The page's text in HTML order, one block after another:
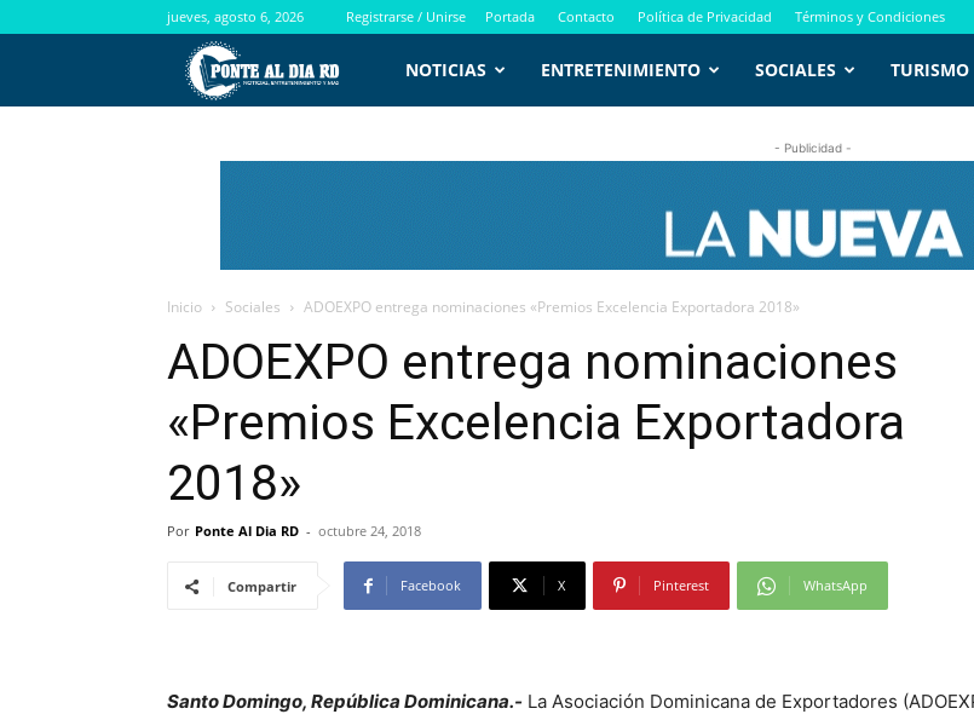
jueves, agosto 6, 2026 Registrarse / Unirse Portada Contacto Política de Privacidad Términos y Condiciones
PontealdiaRD.com
NOTICIAS ENTRETENIMIENTO SOCIALES TURISMO
- Publicidad -
Inicio Sociales ADOEXPO entrega nominaciones «Premios Excelencia Exportadora 2018»
ADOEXPO entrega nominaciones
«Premios Excelencia Exportadora
2018»
Por Ponte Al Dia RD - octubre 24, 2018
Compartir Facebook X Pinterest WhatsApp
Santo Domingo, República Dominicana.- La Asociación Dominicana de Exportadores